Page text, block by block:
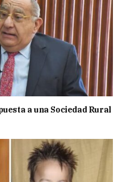
a una Sociedad Rural